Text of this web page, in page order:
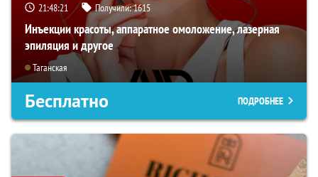
21:48:19 Получили:1615
Инъекции красоты, аппаратное омоложение, лазерная
эпиляция и другое
Таганская
Бесплатно ПОДРОБНЕЕ